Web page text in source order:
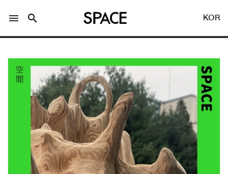
LOGIN 회원가입
Facebook 로그인
menu search KOR